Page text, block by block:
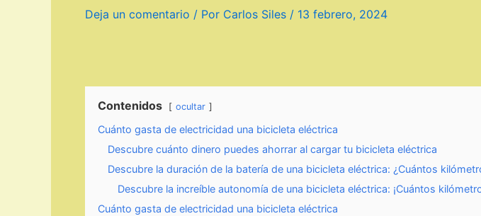
Deja un comentario / Por Carlos Siles / 13 febrero, 2024
Contenidos ocultar
Cuánto gasta de electricidad una bicicleta eléctrica
Descubre cuánto dinero puedes ahorrar al cargar tu bicicleta eléctrica
Descubre la duración de la batería de una bicicleta eléctrica: ¿Cuántos
Descubre la increíble autonomía de una bicicleta eléctrica: ¡Cuántos
Cuánto gasta de electricidad una bicicleta eléctrica